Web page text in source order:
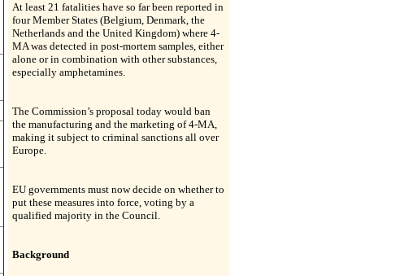
At least 21 fatalities have so far been reported in
four Member States (Belgium, Denmark, the
Netherlands and the United Kingdom) where 4-
MA was detected in post-mortem samples, either
alone or in combination with other substances,
especially amphetamines.
The Commission’s proposal today would ban
the manufacturing and the marketing of 4-MA,
making it subject to criminal sanctions all over
Europe.
EU governments must now decide on whether to
put these measures into force, voting by a
qualified majority in the Council.
Background